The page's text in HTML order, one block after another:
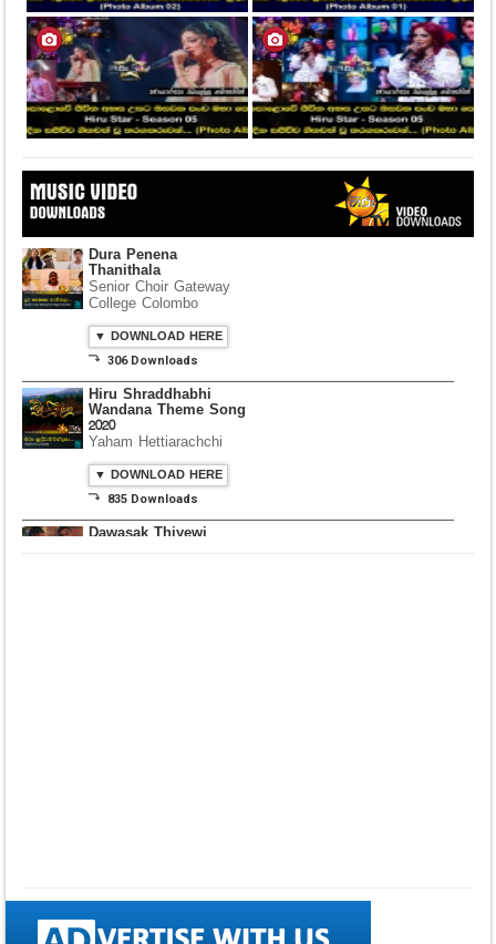
Dura Penena
Thanithala
Senior Choir Gateway
College Colombo
▼ DOWNLOAD HERE
⤵ 306 Downloads
Hiru Shraddhabhi
Wandana Theme Song
2020
Yaham Hettiarachchi
▼ DOWNLOAD HERE
⤵ 835 Downloads
Dawasak Thiyewi
Sanka Dineth
▼ DOWNLOAD HERE